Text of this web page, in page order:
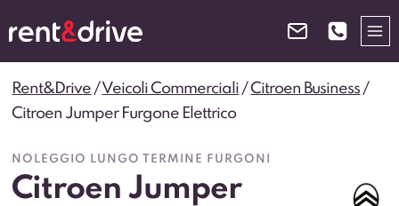
al
contenuto
Rent&Drive /Veicoli Commerciali /Citroen Business /
Citroen Jumper Furgone Elettrico
NOLEGGIO LUNGO TERMINE FURGONI
Citroen Jumper